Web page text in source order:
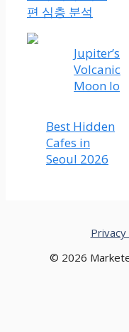
편 심층 분석
Jupiter’s
Volcanic
Moon Io
Best Hidden
Cafes in
Seoul 2026
© 2026
Privacy